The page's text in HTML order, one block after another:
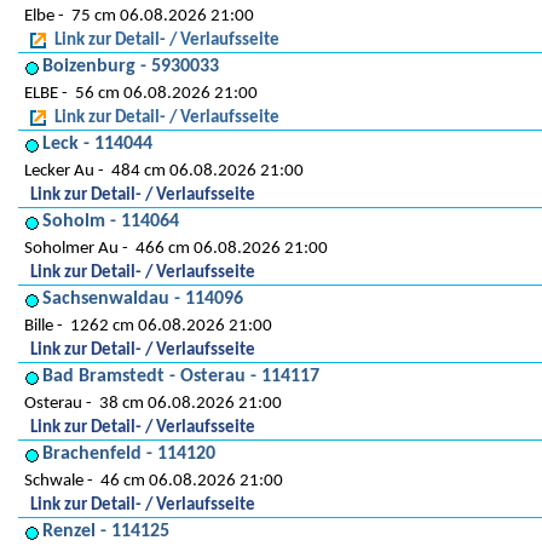
Elbe
75 cm 06.08.2026 21:00
Link zur Detail- / Verlaufsseite
Boizenburg - 5930033
ELBE
56 cm 06.08.2026 21:00
Link zur Detail- / Verlaufsseite
Leck - 114044
Lecker Au
484 cm 06.08.2026 21:00
Link zur Detail- / Verlaufsseite
Soholm - 114064
Soholmer Au
466 cm 06.08.2026 21:00
Link zur Detail- / Verlaufsseite
Sachsenwaldau - 114096
Bille
1262 cm 06.08.2026 21:00
Link zur Detail- / Verlaufsseite
Bad Bramstedt - Osterau - 114117
Osterau
38 cm 06.08.2026 21:00
Link zur Detail- / Verlaufsseite
Brachenfeld - 114120
Schwale
46 cm 06.08.2026 21:00
Link zur Detail- / Verlaufsseite
Renzel - 114125